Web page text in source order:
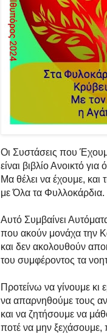
Οι Συστάσεις που
είναι βιβλίο Ανοικτό
Μα θέλει να έχουμε, και
με Όλα τα Φυλλοκάρδια.
Αυτό Συμβαίνει
που ακούν μονάχα την
και δεν ακολουθούν
του συμφέροντος τα
Προτείνω να γίνουμε κι
να απαρνηθούμε τους
και να ζητήσουμε να
ποτέ να μην